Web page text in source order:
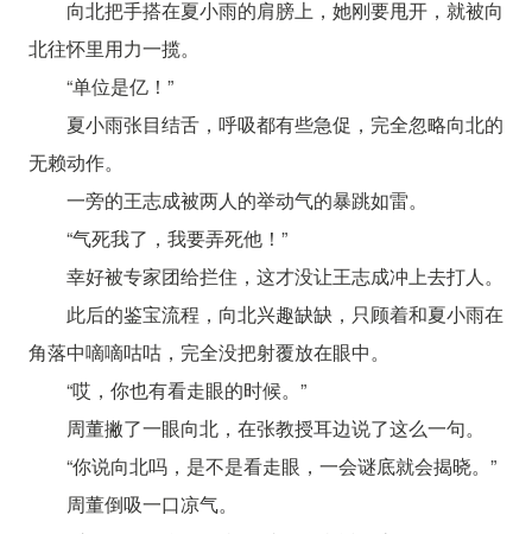
向北把手搭在夏小雨的肩膀上，她刚要甩开，就被向
北往怀里用力一揽。
“单位是亿！”
夏小雨张目结舌，呼吸都有些急促，完全忽略向北的
无赖动作。
一旁的王志成被两人的举动气的暴跳如雷。
“气死我了，我要弄死他！”
幸好被专家团给拦住，这才没让王志成冲上去打人。
此后的鉴宝流程，向北兴趣缺缺，只顾着和夏小雨在
角落中嘀嘀咕咕，完全没把射覆放在眼中。
“哎，你也有看走眼的时候。”
周董撇了一眼向北，在张教授耳边说了这么一句。
“你说向北吗，是不是看走眼，一会谜底就会揭晓。”
周董倒吸一口凉气。